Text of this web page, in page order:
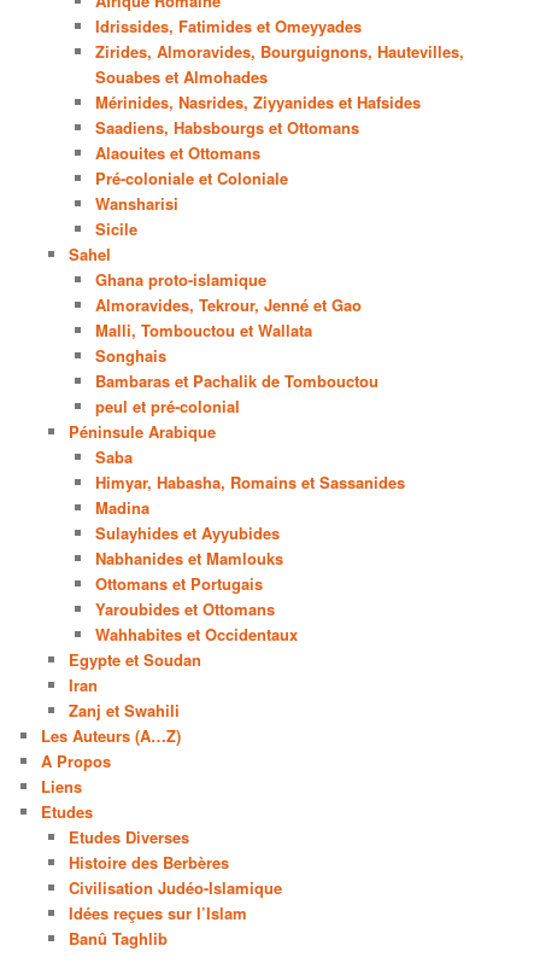
Idrissides, Fatimides et Omeyyades
Zirides, Almoravides, Bourguignons, Hautevilles,
Souabes et Almohades
Mérinides, Nasrides, Ziyyanides et Hafsides
Saadiens, Habsbourgs et Ottomans
Alaouites et Ottomans
Pré-coloniale et Coloniale
Wansharisi
Sicile
Sahel
Ghana proto-islamique
Almoravides, Tekrour, Jenné et Gao
Malli, Tombouctou et Wallata
Songhais
Bambaras et Pachalik de Tombouctou
peul et pré-colonial
Péninsule Arabique
Saba
Himyar, Habasha, Romains et Sassanides
Madina
Sulayhides et Ayyubides
Nabhanides et Mamlouks
Ottomans et Portugais
Yaroubides et Ottomans
Wahhabites et Occidentaux
Egypte et Soudan
Iran
Zanj et Swahili
Les Auteurs (A…Z)
A Propos
Liens
Etudes
Etudes Diverses
Histoire des Berbères
Civilisation Judéo-Islamique
Idées reçues sur l’Islam
Banû Taghlib